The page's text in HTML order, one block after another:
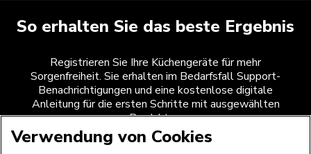
So erhalten Sie das beste Ergebnis
Registrieren Sie Ihre Küchengeräte für mehr
Sorgenfreiheit. Sie erhalten im Bedarfsfall Support-
Benachrichtigungen und eine kostenlose digitale
Anleitung für die ersten Schritte mit ausgewählten
Produkten.
Verwendung von Cookies